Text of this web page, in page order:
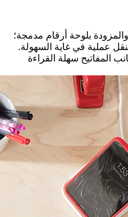
بلوحة أرقام مدمجة؛
عملية في غاية السهولة.
المفاتيح سهلة القراءة